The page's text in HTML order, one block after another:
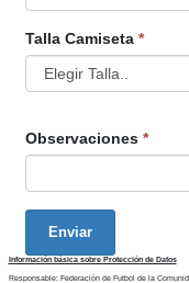
Talla Camiseta *
Observaciones *
Enviar
Información básica sobre Protección de Datos
Responsable: Federación de Futbol de la